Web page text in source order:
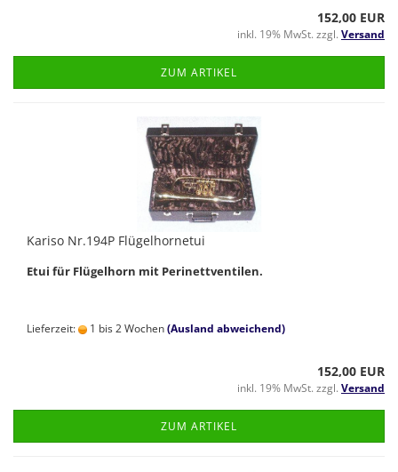
152,00 EUR
inkl. 19% MwSt. zzgl. Versand
ZUM ARTIKEL
Kariso Nr.194P Flügelhornetui
Etui für Flügelhorn mit Perinettventilen.
Lieferzeit: 1 bis 2 Wochen(Ausland abweichend)
152,00 EUR
inkl. 19% MwSt. zzgl. Versand
ZUM ARTIKEL